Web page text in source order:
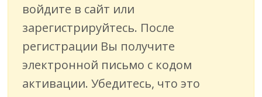
Commerce,
ритейле,
логистике,
технологиях,
соцсетях.
Нам
войдите в сайт или
зарегистрируйтесь. После
регистрации Вы получите
электронной письмо с кодом
активации. Убедитесь, что это